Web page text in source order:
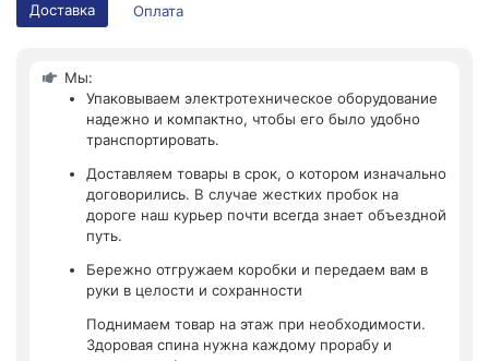
Доставка Оплата
Мы:
Упаковываем электротехническое оборудование
надежно и компактно, чтобы его было удобно
транспортировать.
Доставляем товары в срок, о котором изначально
договорились. В случае жестких пробок на
дороге наш курьер почти всегда знает объездной
путь.
Бережно отгружаем коробки и передаем вам в
руки в целости и сохранности
Поднимаем товар на этаж при необходимости.
Здоровая спина нужна каждому прорабу и